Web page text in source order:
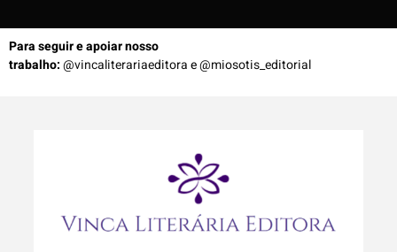
Para seguir e apoiar nosso
trabalho:@vincaliterariaeditorae@miosotis_editorial